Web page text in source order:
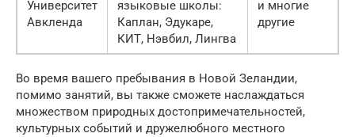
Университет
Авкленда
языковые школы:
Каплан, Эдукаре,
КИТ, Нэвбил, Лингва
и многие
другие
Во время вашего пребывания в Новой Зеландии,
помимо занятий, вы также сможете наслаждаться
множеством природных достопримечательностей,
культурных событий и дружелюбного местного